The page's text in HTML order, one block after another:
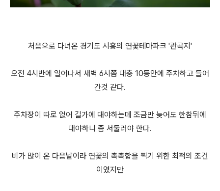
처음으로 다녀온 경기도 시흥의 연꽃테마파크 '관곡지'
오전 4시반에 일어나서 새벽 6시쯤 대충 10등안에 주차하고 들어
간것 같다.
주차장이 따로 없어 길가에 대야하는데 조금만 늦어도 한참뒤에
대야하니 좀 서둘러야 한다.
비가 많이 온 다음날이라 연꽃의 촉촉함을 찍기 위한 최적의 조건
이였지만